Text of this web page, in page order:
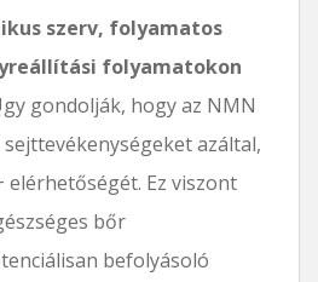
szerv, folyamatos
folyamatokon
gondolják, hogy az NMN
azáltal,
elérhetőségét. Ez viszont
bőr
befolyásoló